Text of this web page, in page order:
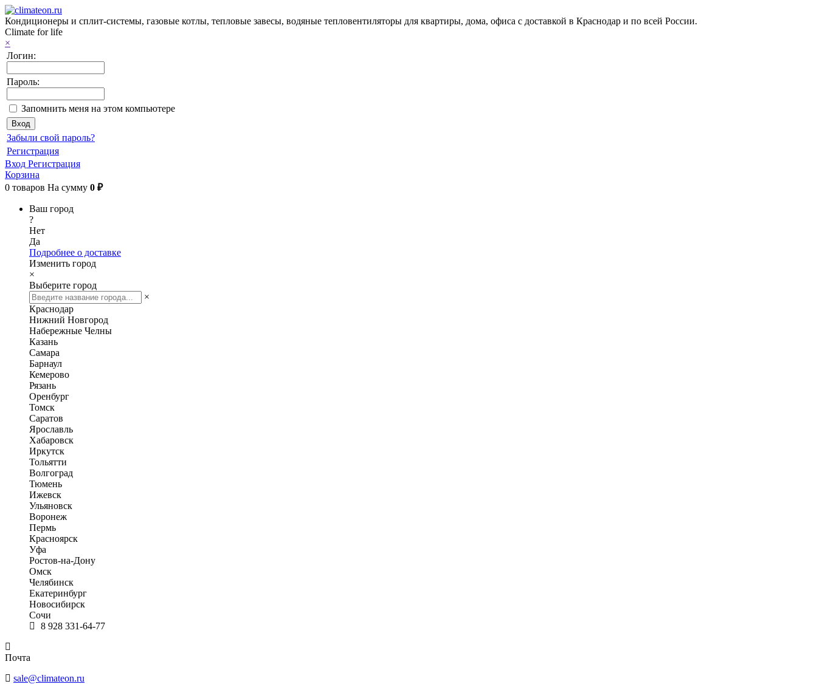
Кондиционеры и сплит-системы, газовые котлы, тепловые завесы, водяные тепловентиляторы для квартиры, дома, офиса с доставкой в Краснодар и по всей России.
Climate for life
×
Логин:
Пароль:
Запомнить меня на этом компьютере
Забыли свой пароль?
Регистрация
Вход Регистрация
Корзина
0 товаров На сумму 0 ₽
Ваш город
?
Нет
Да
Подробнее о доставке
Изменить город
×
Выберите город
×
Краснодар
Нижний Новгород
Набережные Челны
Казань
Самара
Барнаул
Кемерово
Рязань
Оренбург
Томск
Саратов
Ярославль
Хабаровск
Иркутск
Тольятти
Волгоград
Тюмень
Ижевск
Ульяновск
Воронеж
Пермь
Красноярск
Уфа
Ростов-на-Дону
Омск
Челябинск
Екатеринбург
Новосибирск
Сочи
8 928 331-64-77
Почта
sale@climateon.ru